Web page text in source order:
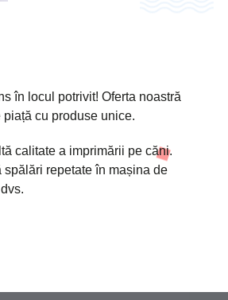
în locul potrivit! Oferta noastră
cu produse unice.
calitate a imprimării pe căni.
repetate în mașina de